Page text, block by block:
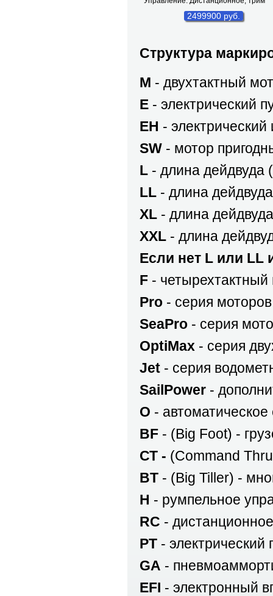
2499900 руб.
Структура
М - двухтактный
Е - электрический
ЕH - электрический
SW - мотор
L - длина дейдвуда
LL - длина
XL - длина
XXL - длина
Если нет L или LL
F - четырехтактный
Pro - серия
SeaPro - серия
OptiMax - серия
Jet - серия
SailPower -
O -
BF - (Big Foot) -
СТ - (Command
BТ - (Big Tiller) -
H - румпельное
RC -
PT -
GA -
EFI - электронный